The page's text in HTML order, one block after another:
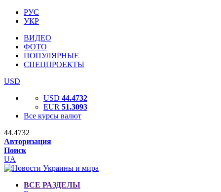
РУС
УКР
ВИДЕО
ФОТО
ПОПУЛЯРНЫЕ
СПЕЦПРОЕКТЫ
USD
USD 44.4732
EUR 51.3093
Все курсы валют
44.4732
Авторизация
Поиск
UA
ВСЕ РАЗДЕЛЫ